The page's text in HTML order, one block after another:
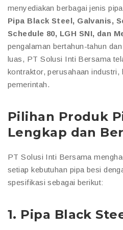
menyediakan berbagai jenis
Pipa Black Steel, Galvanis,
Schedule 80, LGH SNI, dan
pengalaman bertahun-tahun
luas, PT Solusi Inti Bersama
kontraktor, perusahaan
pemerintah.
Pilihan Produk
Lengkap dan
PT Solusi Inti Bersama
setiap kebutuhan pipa besi
spesifikasi sebagai berikut:
1. Pipa Black